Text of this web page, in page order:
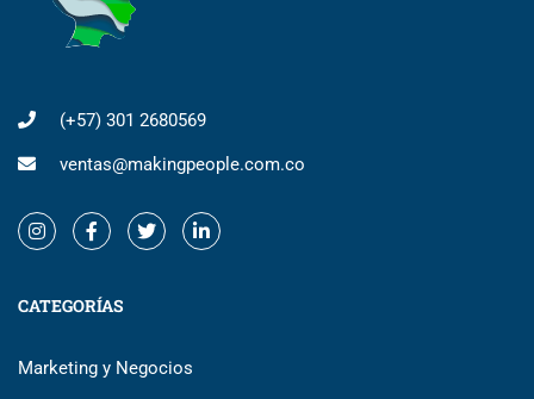
(+57) 301 2680569
ventas@makingpeople.com.co
CATEGORÍAS
Marketing y Negocios